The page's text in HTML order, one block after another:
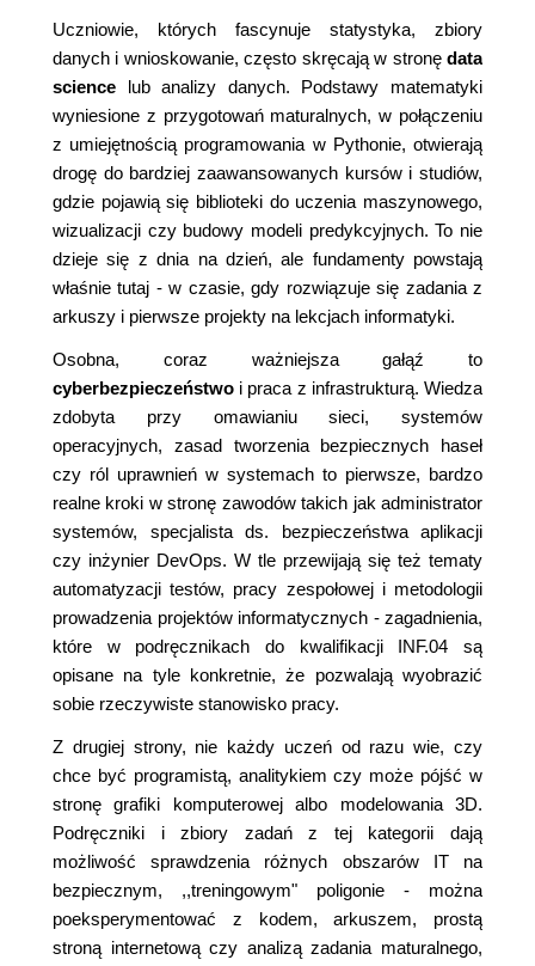
Uczniowie, których fascynuje statystyka, zbiory
danych i wnioskowanie, często skręcają w stronę data
science lub analizy danych. Podstawy matematyki
wyniesione z przygotowań maturalnych, w połączeniu
z umiejętnością programowania w Pythonie, otwierają
drogę do bardziej zaawansowanych kursów i studiów,
gdzie pojawią się biblioteki do uczenia maszynowego,
wizualizacji czy budowy modeli predykcyjnych. To nie
dzieje się z dnia na dzień, ale fundamenty powstają
właśnie tutaj - w czasie, gdy rozwiązuje się zadania z
arkuszy i pierwsze projekty na lekcjach informatyki.
Osobna, coraz ważniejsza gałąź to
cyberbezpieczeństwo i praca z infrastrukturą. Wiedza
zdobyta przy omawianiu sieci, systemów
operacyjnych, zasad tworzenia bezpiecznych haseł
czy ról uprawnień w systemach to pierwsze, bardzo
realne kroki w stronę zawodów takich jak administrator
systemów, specjalista ds. bezpieczeństwa aplikacji
czy inżynier DevOps. W tle przewijają się też tematy
automatyzacji testów, pracy zespołowej i metodologii
prowadzenia projektów informatycznych - zagadnienia,
które w podręcznikach do kwalifikacji INF.04 są
opisane na tyle konkretnie, że pozwalają wyobrazić
sobie rzeczywiste stanowisko pracy.
Z drugiej strony, nie każdy uczeń od razu wie, czy
chce być programistą, analitykiem czy może pójść w
stronę grafiki komputerowej albo modelowania 3D.
Podręczniki i zbiory zadań z tej kategorii dają
możliwość sprawdzenia różnych obszarów IT na
bezpiecznym, ,,treningowym" poligonie - można
poeksperymentować z kodem, arkuszem, prostą
stroną internetową czy analizą zadania maturalnego,